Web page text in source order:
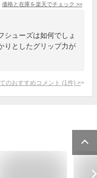
価格と在庫を楽天でチェック >>
シューズは如何でしょ
りとしたグリップ力が
のおすすめコメント (1 件) >